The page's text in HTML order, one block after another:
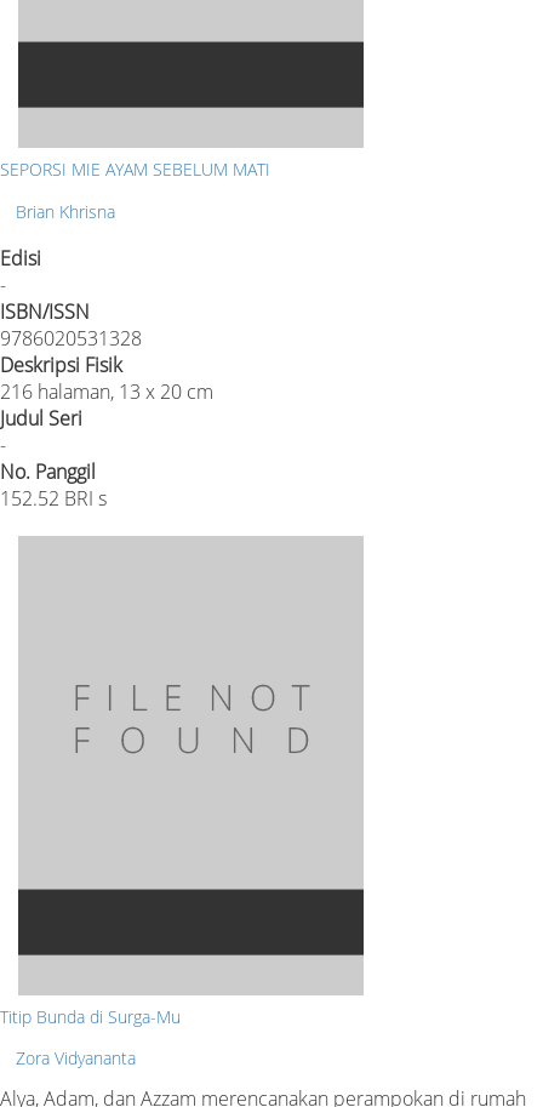
SEPORSI MIE AYAM SEBELUM MATI
Brian Khrisna
Edisi
-
ISBN/ISSN
9786020531328
Deskripsi Fisik
216 halaman, 13 x 20 cm
Judul Seri
-
No. Panggil
152.52 BRI s
Titip Bunda di Surga-Mu
Zora Vidyananta
Alya, Adam, dan Azzam merencanakan perampokan di rumah